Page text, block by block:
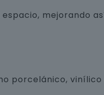
mejorando
porcelánico,